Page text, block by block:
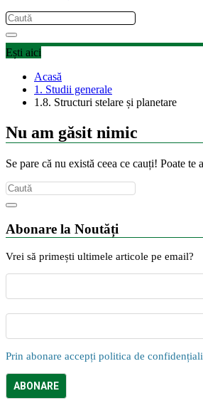
Ești aici
Acasă
1. Studii generale
1.8. Structuri stelare și planetare
Nu am găsit nimic
Se pare că nu există ceea ce cauți! Poate te
Abonare la Noutăți
Vrei să primești ultimele articole pe email?
Prin abonare accepți politica de